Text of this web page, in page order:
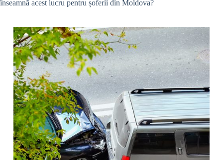
înseamnă acest lucru pentru șoferii din Moldova?